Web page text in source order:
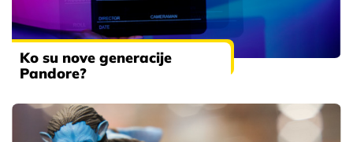
Ko su nove generacije
Pandore?